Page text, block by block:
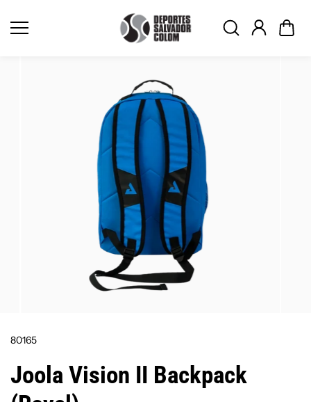
80165
Joola Vision II Backpack